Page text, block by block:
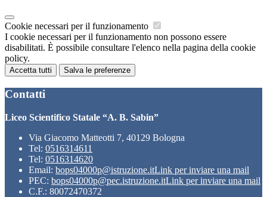
Cookie necessari per il funzionamento
I cookie necessari per il funzionamento non possono essere
disabilitati. È possibile consultare l'elenco nella pagina della cookie
policy.
Accetta tutti Salva le preferenze
Contatti
Liceo Scientifico Statale “A. B. Sabin”
Via Giacomo Matteotti 7, 40129 Bologna
Tel: 0516314611
Tel: 0516314620
Email: bops04000p@istruzione.itLink per inviare una mail
PEC: bops04000p@pec.istruzione.itLink per inviare una mail
C.F.: 80072470372